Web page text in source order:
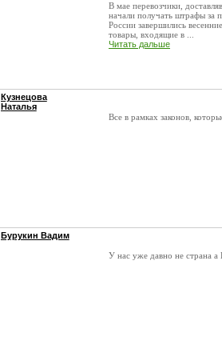
В мае перевозчики,
начали получать штрафы за
России завершились
товары, входящие в ...
Читать дальше
Кузнецова
Наталья
Все в рамках законов,
Бурукин Вадим
У нас уже давно не страна